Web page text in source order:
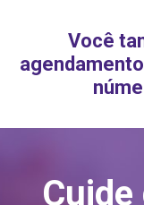
Você
Cuide